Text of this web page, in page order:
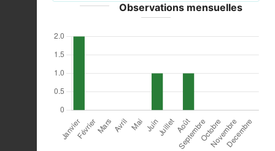
Observations mensuelles